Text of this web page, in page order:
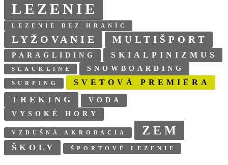
LEZENIE
LEZENIE BEZ HRANÍC
LYŽOVANIE MULTIŠPORT
PARAGLIDING SKIALPINIZMUS
SLACKLINE SNOWBOARDING
SURFING SVETOVÁ PREMIÉRA
TREKING
VODA
VYSOKÉ HORY
VZDUŠNÁ AKROBACIA ZEM
ŠKOLY ŠPORTOVÉ LEZENIE